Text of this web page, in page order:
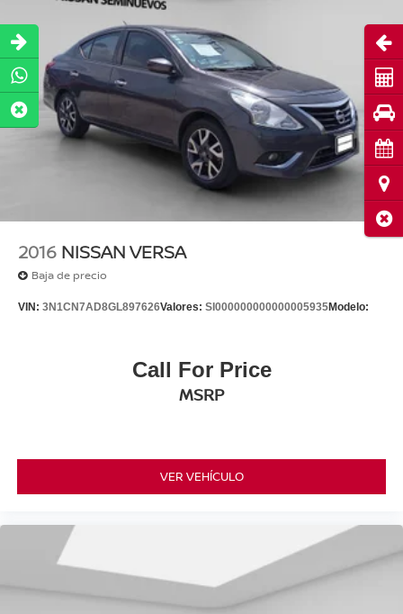
2016 NISSAN VERSA
Baja de precio
VIN: 3N1CN7AD8GL897626Valores: SI000000000000005935Modelo:
Call For Price
MSRP
VER VEHÍCULO